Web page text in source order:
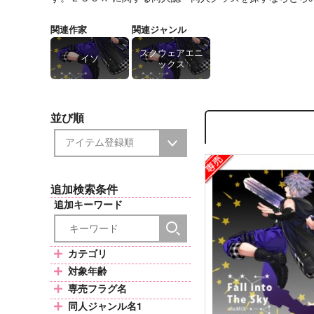
関連作家
イソ
関連ジャンル
スクウェアエニ
ックス
並び順
追加検索条件
追加キーワード
カテゴリ
対象年齢
専売フラグ名
同人ジャンル名1